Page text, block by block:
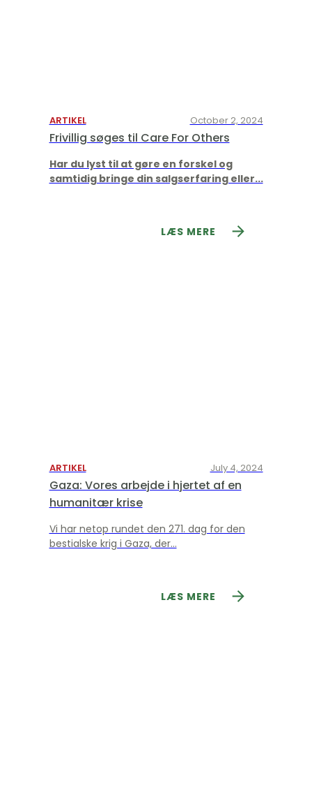
ARTIKEL October 2, 2024
Frivillig søges til Care For Others
Har du lyst til at gøre en forskel og
samtidig bringe din salgserfaring eller...
LÆS MERE
ARTIKEL July 4, 2024
Gaza: Vores arbejde i hjertet af en
humanitær krise
Vi har netop rundet den 271. dag for den
bestialske krig i Gaza, der...
LÆS MERE